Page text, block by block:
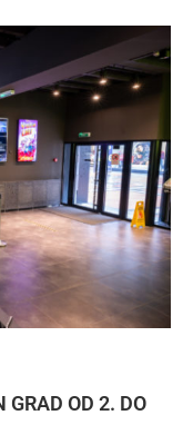
GRAD OD 2. DO